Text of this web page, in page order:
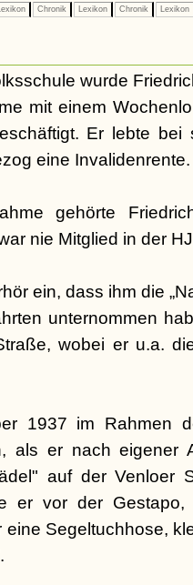
Chronik Lexikon Chronik Lexikon
wurde
mit einem
Er lebte bei
eine Invalidenrente.
gehörte
nie Mitglied in der
ein, dass ihm die
unternommen
wobei er u.a.
1937 im Rahmen
als er nach eigener
auf der Venloer
er vor der
Segeltuchhose,